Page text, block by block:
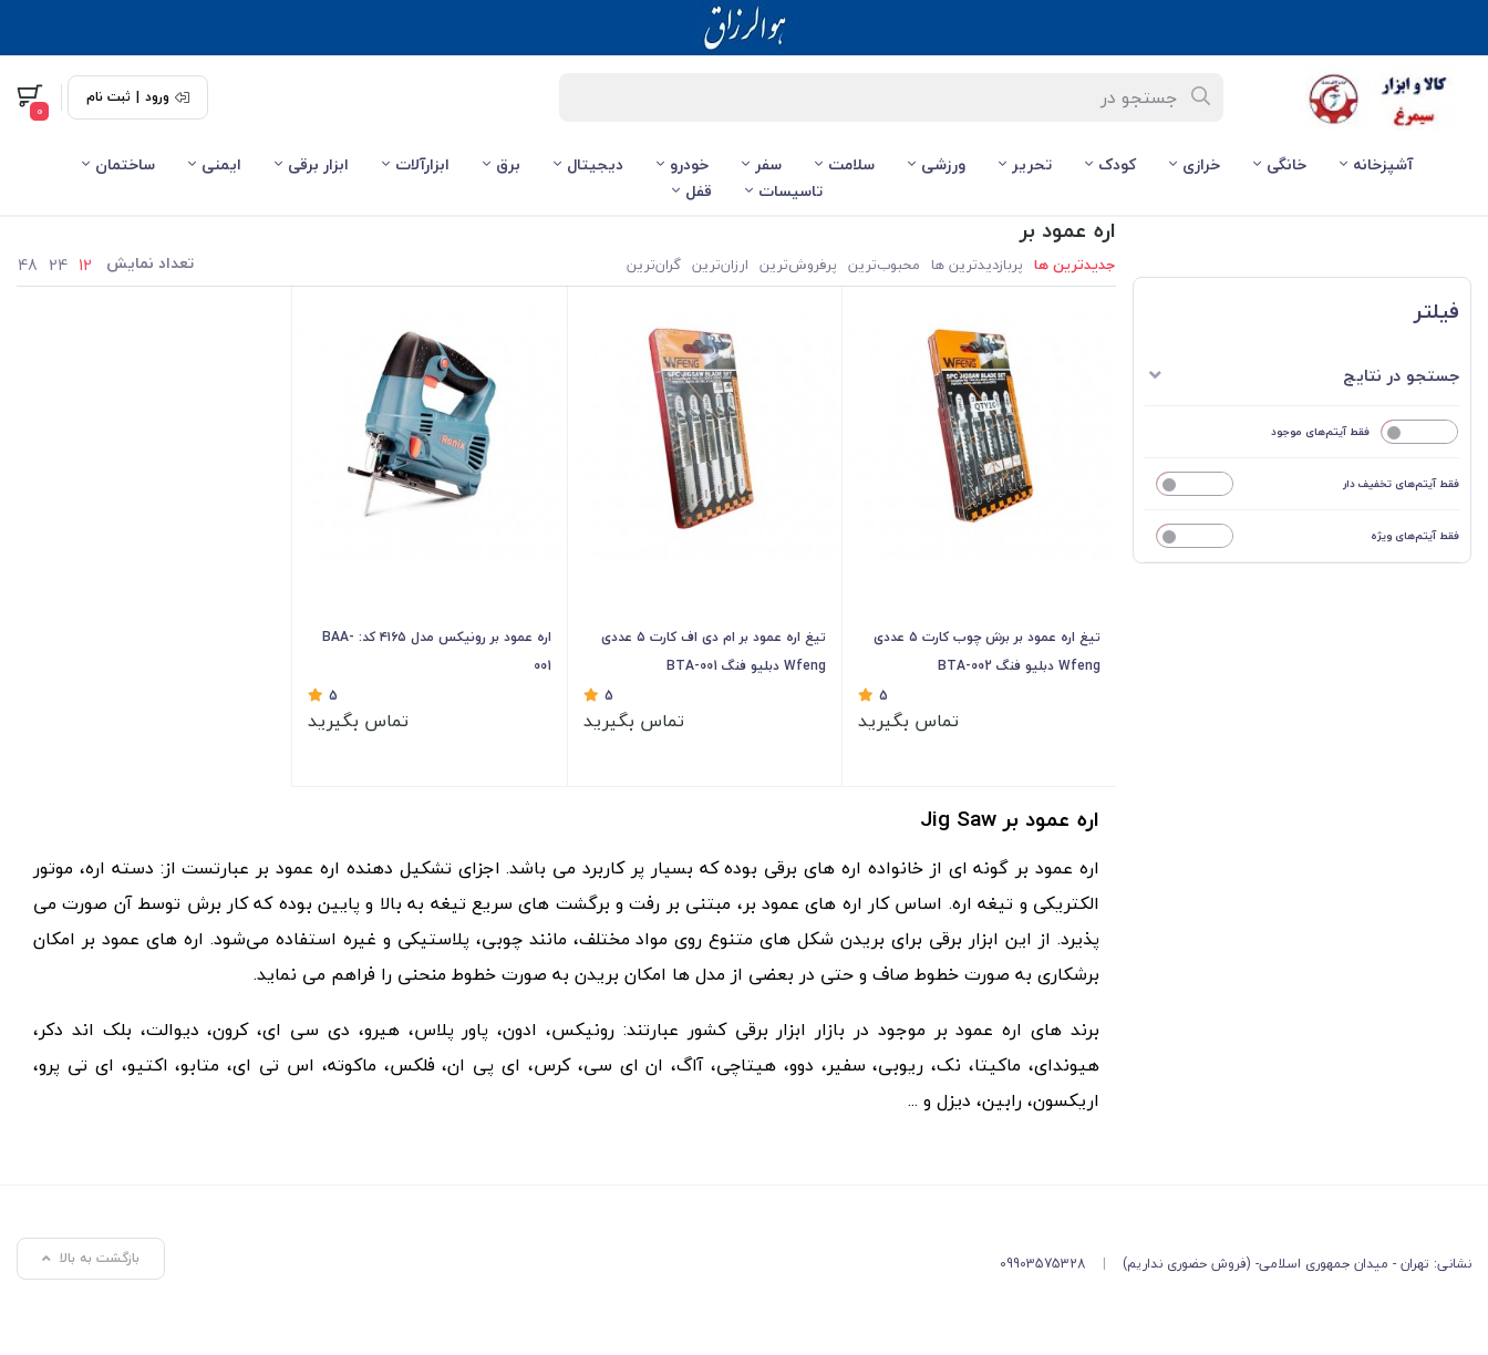
ورود | ثبت نام
0
آشپزخانه خانگی خرازی کودک تحریر ورزشی سلامت سفر خودرو دیجیتال برق ابزارآلات ابزار برقی ایمنی
ساختمان
تاسیسات
قفل
فیلتر
جستجو در نتایج
فقط آیتم‌های موجود
فقط آیتم‌های تخفیف دار
فقط آیتم‌های ویژه
اره عمود بر
جدیدترین ها پربازدیدترین ها محبوب‌‌ترین پرفروش‌ترین ارزان‌ترین گران‌ترین تعداد نمایش 12
24
48
تیغ اره عمود بر برش چوب کارت ۵ عددی
Wfeng دبلیو فنگ BTA-002
5
تماس بگیرید
تیغ اره عمود بر ام دی اف کارت ۵ عددی
Wfeng دبلیو فنگ BTA-001
5
تماس بگیرید
اره عمود بر رونیکس مدل ۴۱۶۵ کد: BAA-
001
5
تماس بگیرید
اره عمود برJig Saw
اره عمود بر گونه ای از خانواده اره های برقی بوده که بسیار پر کاربرد می باشد. اجزای تشکیل دهنده اره عمود بر عبارتست از: دسته اره، موتور
الکتریکی و تیغه اره. اساس کار اره های عمود بر، مبتنی بر رفت و برگشت های سریع تیغه به بالا و پایین بوده که کار برش توسط آن صورت می
پذیرد. از این ابزار برقی برای بریدن شکل های متنوع روی مواد مختلف، مانند چوبی، پلاستیکی و غیره استفاده می‌‌شود. اره های عمود بر امکان
برشکاری به صورت خطوط صاف و حتی در بعضی از مدل‌ ها امکان بریدن به صورت خطوط منحنی را فراهم می نماید.
برند های اره عمود بر موجود در بازار ابزار برقی کشور عبارتند: رونیکس، ادون، پاور پلاس، هیرو، دی سی ای، کرون، دیوالت، بلک اند دکر،
هیوندای، ماکیتا، نک، ریوبی، سفیر، دوو، هیتاچی، آاگ، ان ای سی، کرس، ای پی ان، فلکس، ماکوته، اس تی ای، متابو، اکتیو، ای تی پرو،
اریکسون، رابین، دیزل و ...
نشانی: تهران - میدان جمهوری اسلامی- (فروش حضوری نداریم) |
09903575328 بازگشت به بالا